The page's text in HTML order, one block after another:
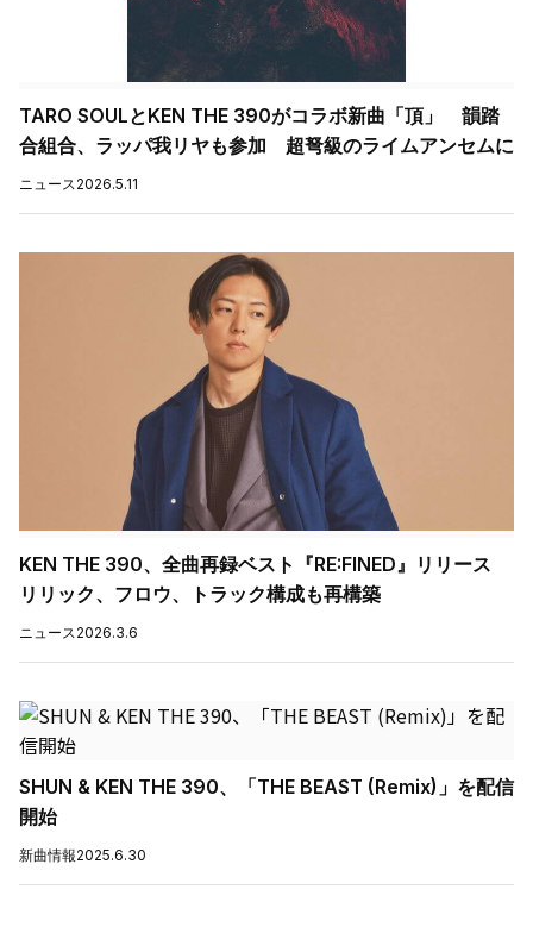
TARO SOULとKEN THE 390がコラボ新曲「頂」 韻踏
合組合、ラッパ我リヤも参加 超弩級のライムアンセムに
ニュース2026.5.11
KEN THE 390、全曲再録ベスト『RE:FINED』リリース
リリック、フロウ、トラック構成も再構築
ニュース2026.3.6
SHUN & KEN THE 390、「THE BEAST (Remix)」を配信
開始
新曲情報2025.6.30